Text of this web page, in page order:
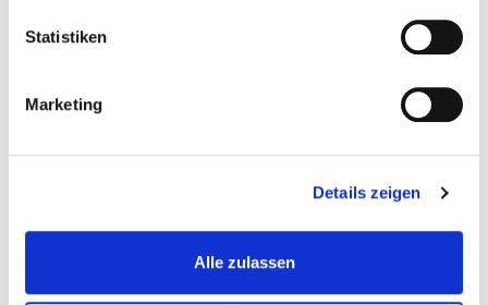
Statistiken
Marketing
Details zeigen
Alle zulassen